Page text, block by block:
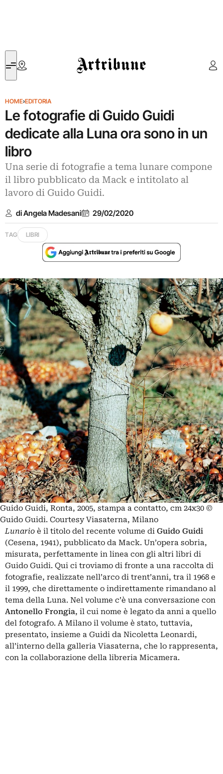
Artribune
HOME›EDITORIA
Le fotografie di Guido Guidi
dedicate alla Luna ora sono in un
libro
Una serie di fotografie a tema lunare compone
il libro pubblicato da Mack e intitolato al
lavoro di Guido Guidi.
di Angela Madesani 29/02/2020
TAG LIBRI
Guido Guidi, Ronta, 2005, stampa a contatto, cm 24x30 ©
Guido Guidi. Courtesy Viasaterna, Milano
Lunario è il titolo del recente volume di Guido Guidi
(Cesena, 1941), pubblicato da Mack. Un’opera sobria,
misurata, perfettamente in linea con gli altri libri di
Guido Guidi. Qui ci troviamo di fronte a una raccolta di
fotografie, realizzate nell’arco di trent’anni, tra il 1968 e
il 1999, che direttamente o indirettamente rimandano al
tema della Luna. Nel volume c’è una conversazione con
Antonello Frongia, il cui nome è legato da anni a quello
del fotografo. A Milano il volume è stato, tuttavia,
presentato, insieme a Guidi da Nicoletta Leonardi,
all’interno della galleria Viasaterna, che lo rappresenta,
con la collaborazione della libreria Micamera.